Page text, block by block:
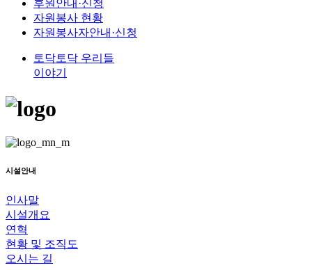
후원안내·신청
자원봉사 현황
자원봉사자안내·신청
토닥토닥 우리들
이야기
시설안내
인사말
시설개요
연혁
현황 및 조직도
오시는 길